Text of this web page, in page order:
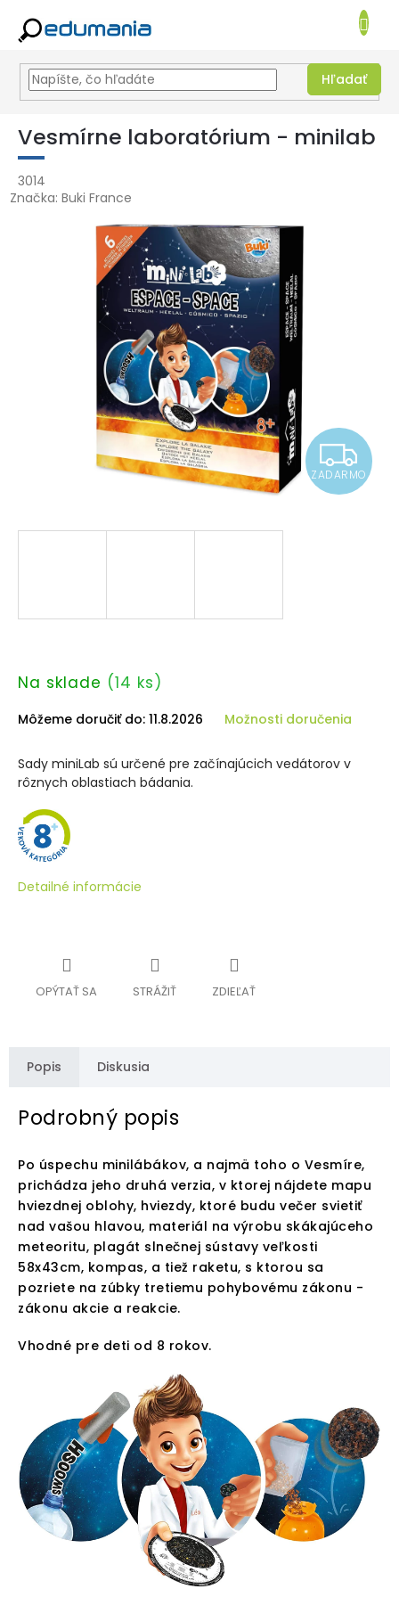
Prejsť
obsah
Hľadať
KOŠÍK
Vesmírne laboratórium - minilab
3014
Značka: Buki France
Z
A
ZADARMO
Na sklade (14 ks)
Môžeme doručiť do: 11.8.2026 Možnosti doručenia
Sady miniLab sú určené pre začínajúcich vedátorov v
rôznych oblastiach bádania.
Detailné informácie
OPÝTAŤ SA STRÁŽIŤ ZDIEĽAŤ
Popis Diskusia
Podrobný popis
Po úspechu minilábákov, a najmä toho o Vesmíre,
prichádza jeho druhá verzia, v ktorej nájdete mapu
hviezdnej oblohy, hviezdy, ktoré budu večer svietiť
nad vašou hlavou, materiál na výrobu skákajúceho
meteoritu, plagát slnečnej sústavy veľkosti
58x43cm, kompas, a tiež raketu, s ktorou sa
pozriete na zúbky tretiemu pohybovému zákonu -
zákonu akcie a reakcie.
Vhodné pre deti od 8 rokov.